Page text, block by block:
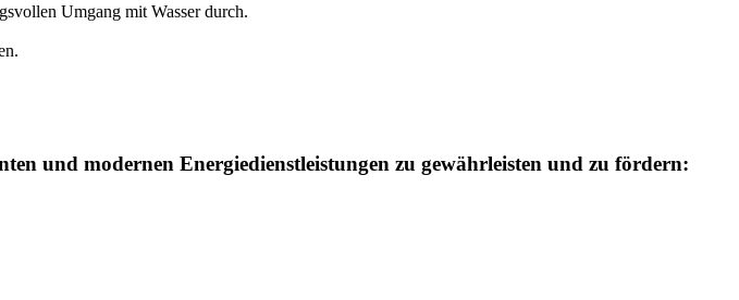
Umgang mit Wasser durch.
und modernen Energiedienstleistungen zu gewährleisten und zu fördern: